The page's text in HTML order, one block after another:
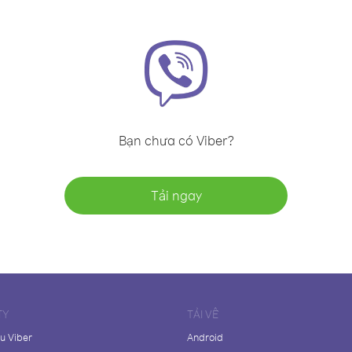
Bạn chưa có Viber?
Tải ngay
Viber
TẢI VỀ
Android